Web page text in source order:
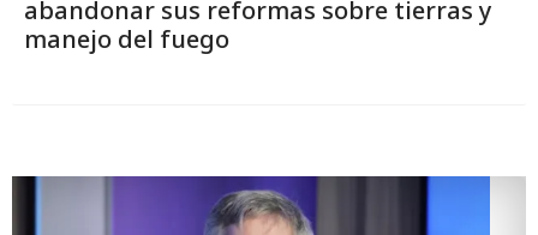
abandonar sus reformas sobre tierras y
manejo del fuego